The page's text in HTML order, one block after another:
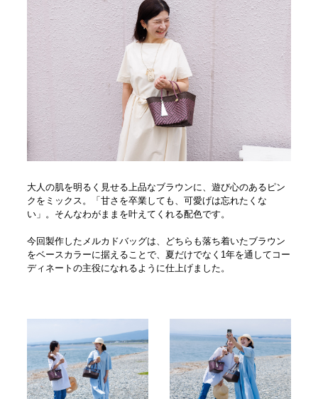
大人の肌を明るく見せる上品なブラウンに、遊び心のあるピン
クをミックス。「甘さを卒業しても、可愛げは忘れたくな
い」。そんなわがままを叶えてくれる配色です。
今回製作したメルカドバッグは、どちらも落ち着いたブラウン
をベースカラーに据えることで、夏だけでなく1年を通してコー
ディネートの主役になれるように仕上げました。